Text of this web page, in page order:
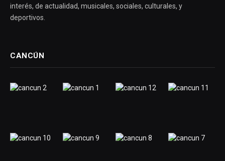
interés, de actualidad, musicales, sociales, culturales, y
deportivos.
CANCÚN